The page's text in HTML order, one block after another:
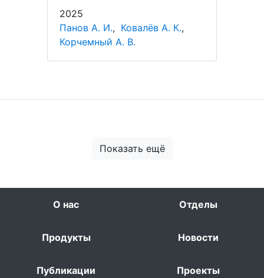
2025
Панов А. И., Ковалёв А. К.,
Корчемный А. В.
Показать ещё
О нас Отделы
Продукты Новости
Публикации Проекты